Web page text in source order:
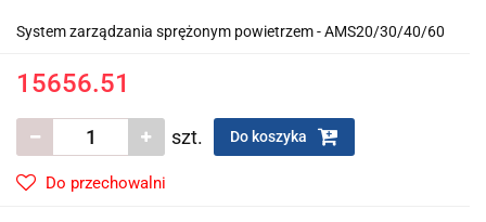
System zarządzania sprężonym powietrzem - AMS20/30/40/60
15656.51
szt. Do koszyka
Do przechowalni